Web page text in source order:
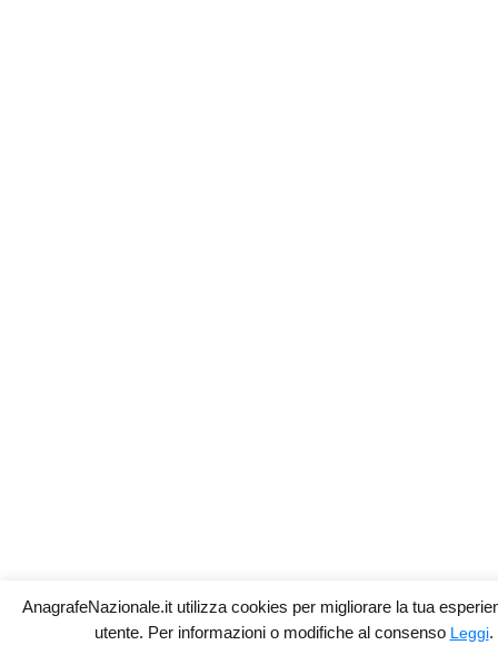
AnagrafeNazionale.it utilizza cookies per migliorare la tua
utente. Per informazioni o modifiche al consenso Leggi.